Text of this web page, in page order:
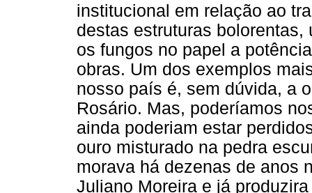
institucional em relação ao
destas estruturas
os fungos no papel a
obras. Um dos exemplos
nosso país é, sem dúvida, a
Rosário. Mas, poderíamos
ainda poderiam estar
ouro misturado na pedra
morava há dezenas de anos
Juliano Moreira e já